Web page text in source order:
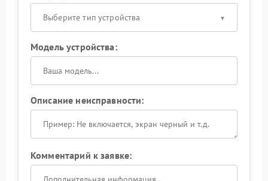
Выберите тип устройства
Модель устройства:
Описание неисправности:
Комментарий к заявке: